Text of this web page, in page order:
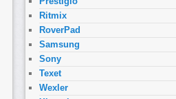
Ritmix
RoverPad
Samsung
Sony
Texet
Wexler